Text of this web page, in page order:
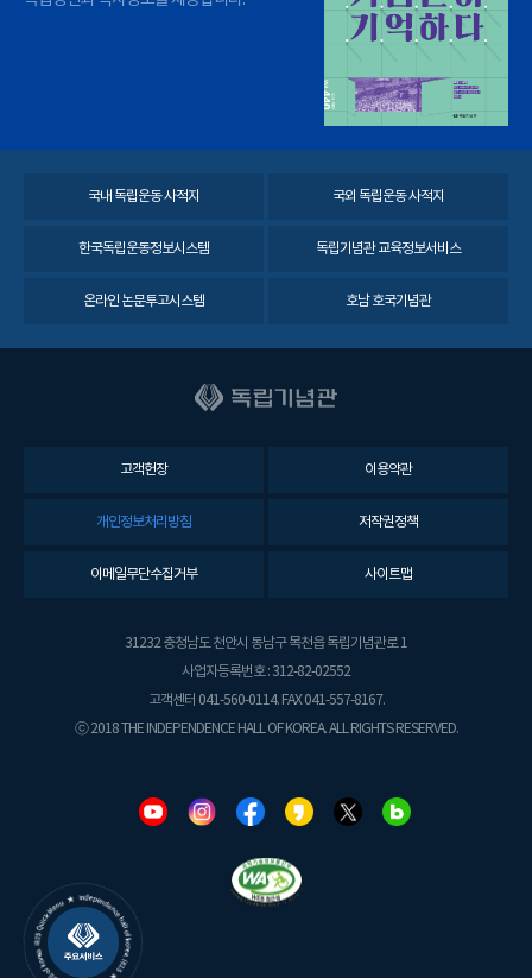
국내 독립운동 사적지 국외 독립운동 사적지
한국독립운동정보시스템 독립기념관 교육정보서비스
온라인 논문투고시스템 호남 호국기념관
고객헌장 이용약관
개인정보처리방침 저작권정책
이메일무단수집거부 사이트맵
31232 충청남도 천안시 동남구 목천읍 독립기념관로 1
사업자등록번호 : 312-82-02552
고객센터 041-560-0114. FAX 041-557-8167.
ⓒ 2018 THE INDEPENDENCE HALL OF KOREA. ALL RIGHTS RESERVED.